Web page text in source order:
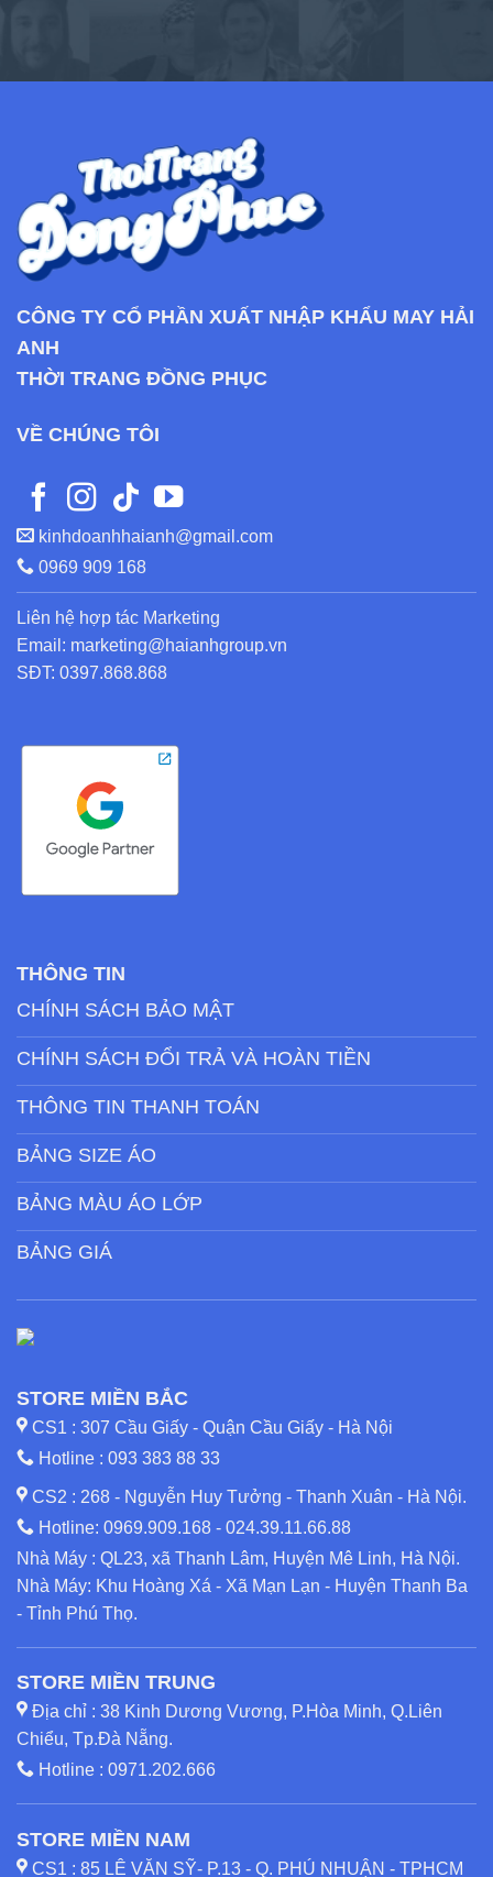
CÔNG TY CỔ PHẦN XUẤT NHẬP KHẨU MAY HẢI
ANH
THỜI TRANG ĐỒNG PHỤC
VỀ CHÚNG TÔI
kinhdoanhhaianh@gmail.com
0969 909 168
Liên hệ hợp tác Marketing
Email: marketing@haianhgroup.vn
SĐT: 0397.868.868
THÔNG TIN
CHÍNH SÁCH BẢO MẬT
CHÍNH SÁCH ĐỔI TRẢ VÀ HOÀN TIỀN
THÔNG TIN THANH TOÁN
BẢNG SIZE ÁO
BẢNG MÀU ÁO LỚP
BẢNG GIÁ
STORE MIỀN BẮC
CS1 : 307 Cầu Giấy - Quận Cầu Giấy - Hà Nội
Hotline : 093 383 88 33
CS2 : 268 - Nguyễn Huy Tưởng - Thanh Xuân - Hà Nội.
Hotline: 0969.909.168 - 024.39.11.66.88
Nhà Máy : QL23, xã Thanh Lâm, Huyện Mê Linh, Hà Nội.
Nhà Máy: Khu Hoàng Xá - Xã Mạn Lạn - Huyện Thanh Ba
- Tỉnh Phú Thọ.
STORE MIỀN TRUNG
Địa chỉ : 38 Kinh Dương Vương, P.Hòa Minh, Q.Liên
Chiểu, Tp.Đà Nẵng.
Hotline : 0971.202.666
STORE MIỀN NAM
CS1 : 85 LÊ VĂN SỸ- P.13 - Q. PHÚ NHUẬN - TPHCM